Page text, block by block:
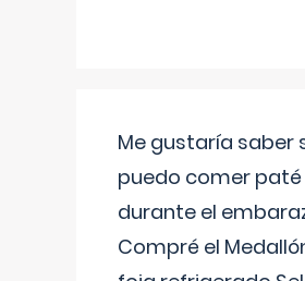
Me gustaría saber
puedo comer paté
durante el
Compré el